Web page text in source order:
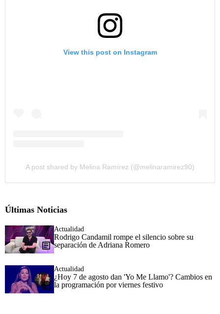
View this post on Instagram
A post shared by Melina Ramírez (@melinaramirez90)
Últimas Noticias
Actualidad
Rodrigo Candamil rompe el silencio sobre su
separación de Adriana Romero
Actualidad
¿Hoy 7 de agosto dan 'Yo Me Llamo'? Cambios en
la programación por viernes festivo